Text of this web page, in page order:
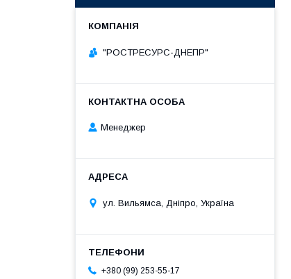
"РОСТРЕСУРС-ДНЕПР"
Менеджер
ул. Вильямса, Дніпро, Україна
+380 (99) 253-55-17